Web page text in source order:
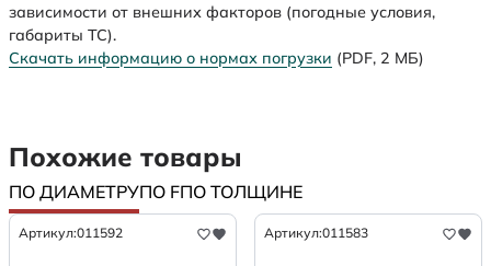
зависимости от внешних факторов (погодные условия,
габариты ТС).
Скачать информацию о нормах погрузки (PDF, 2 МБ)
Похожие товары
ПО ДИАМЕТРУПО FПО ТОЛЩИНЕ
Артикул:011592 Артикул:011583